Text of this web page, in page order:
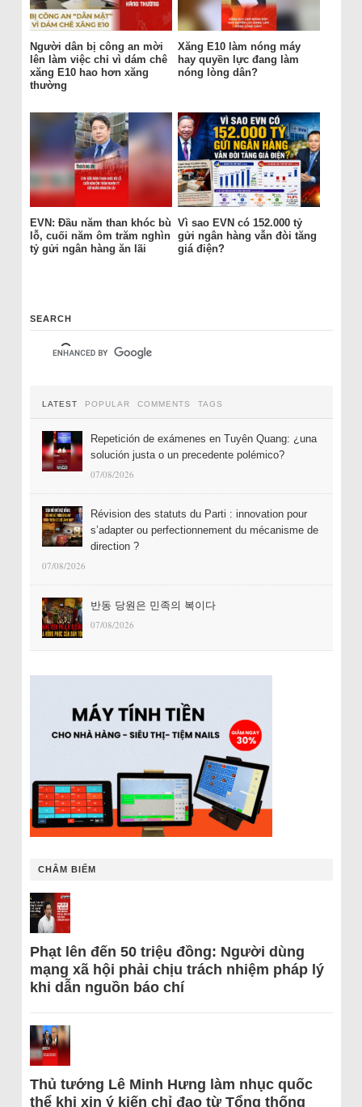
Người dân bị công an mời
lên làm việc chỉ vì dám chê
xăng E10 hao hơn xăng
thường
Xăng E10 làm nóng máy
hay quyền lực đang làm
nóng lòng dân?
EVN: Đầu năm than khóc bù
lỗ, cuối năm ôm trăm nghìn
tỷ gửi ngân hàng ăn lãi
Vì sao EVN có 152.000 tỷ
gửi ngân hàng vẫn đòi tăng
giá điện?
SEARCH
LATEST POPULAR COMMENTS TAGS
Repetición de exámenes en Tuyên Quang: ¿una
solución justa o un precedente polémico?
07/08/2026
Révision des statuts du Parti : innovation pour
s’adapter ou perfectionnement du mécanisme de
direction ?
07/08/2026
반동 당원은 민족의 복이다
07/08/2026
CHÂM BIẾM
Phạt lên đến 50 triệu đồng: Người dùng
mạng xã hội phải chịu trách nhiệm pháp lý
khi dẫn nguồn báo chí
Thủ tướng Lê Minh Hưng làm nhục quốc
thể khi xin ý kiến chỉ đạo từ Tổng thống